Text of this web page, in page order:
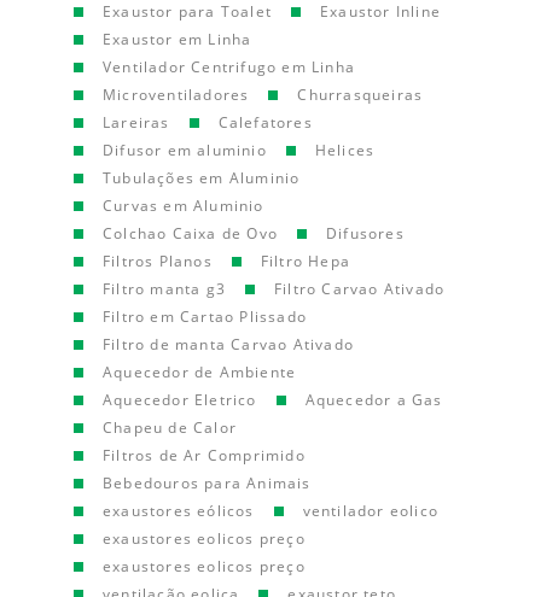
Exaustor para Toalet
Exaustor Inline
Exaustor em Linha
Ventilador Centrifugo em Linha
Microventiladores
Churrasqueiras
Lareiras
Calefatores
Difusor em aluminio
Helices
Tubulações em Aluminio
Curvas em Aluminio
Colchao Caixa de Ovo
Difusores
Filtros Planos
Filtro Hepa
Filtro manta g3
Filtro Carvao Ativado
Filtro em Cartao Plissado
Filtro de manta Carvao Ativado
Aquecedor de Ambiente
Aquecedor Eletrico
Aquecedor a Gas
Chapeu de Calor
Filtros de Ar Comprimido
Bebedouros para Animais
exaustores eólicos
ventilador eolico
exaustores eolicos preço
exaustores eolicos preço